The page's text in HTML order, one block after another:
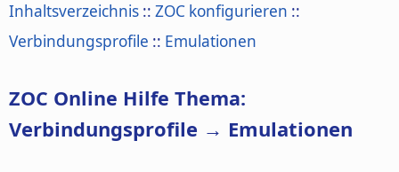
Inhaltsverzeichnis :: ZOC konfigurieren ::
Verbindungsprofile :: Emulationen
ZOC Online Hilfe Thema:
Verbindungsprofile → Emulationen